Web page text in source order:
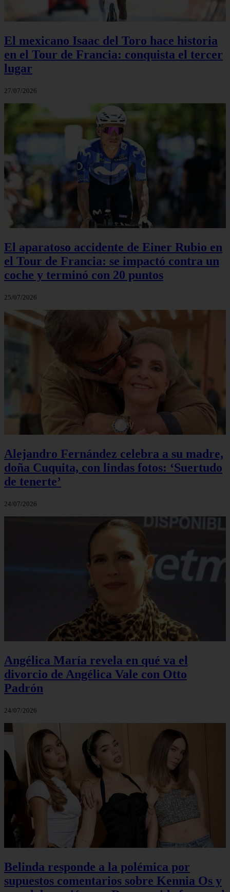
El mexicano Isaac del Toro hace historia
en el Tour de Francia: conquista el tercer
lugar
27/07/2026
El aparatoso accidente de Einer Rubio en
el Tour de Francia: se impactó contra un
coche y terminó con 20 puntos
25/07/2026
Alejandro Fernández celebra a su madre,
doña Cuquita, con lindas fotos: ‘Suertudo
de tenerte’
24/07/2026
Angélica María revela en qué va el
divorcio de Angélica Vale con Otto
Padrón
24/07/2026
Belinda responde a la polémica por
supuestos comentarios sobre Kennia Os y